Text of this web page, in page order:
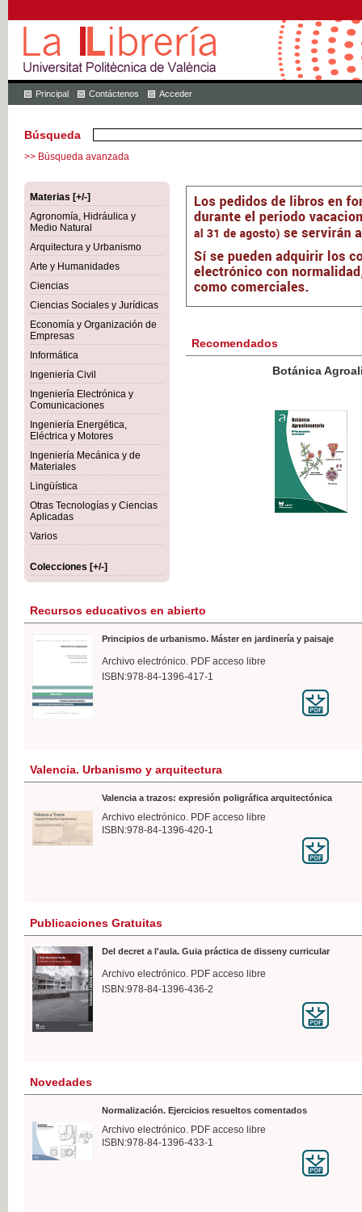
Principal Contáctenos Acceder
Búsqueda
>> Búsqueda avanzada
Materias [+/-]
Agronomía, Hidráulica y
Medio Natural
Arquitectura y Urbanismo
Arte y Humanidades
Ciencias
Ciencias Sociales y Jurídicas
Economía y Organización de
Empresas
Informática
Ingeniería Civil
Ingeniería Electrónica y
Comunicaciones
Ingeniería Energética,
Eléctrica y Motores
Ingeniería Mecánica y de
Materiales
Lingüística
Otras Tecnologías y Ciencias
Aplicadas
Varios
Colecciones [+/-]
Recomendados
Botánica Agroalimentaria
IVA
Recursos educativos en abierto
Principios de urbanismo. Máster en jardinería y paisaje
Archivo electrónico. PDF acceso libre
ISBN:978-84-1396-417-1
Valencia. Urbanismo y arquitectura
Valencia a trazos: expresión poligráfica arquitectónica
Archivo electrónico. PDF acceso libre
ISBN:978-84-1396-420-1
Publicaciones Gratuitas
Del decret a l'aula. Guia práctica de disseny curricular
Archivo electrónico. PDF acceso libre
ISBN:978-84-1396-436-2
Novedades
Normalización. Ejercicios resueltos comentados
Archivo electrónico. PDF acceso libre
ISBN:978-84-1396-433-1